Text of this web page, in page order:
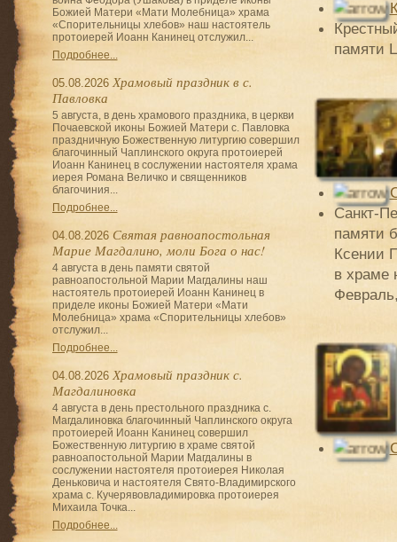
памяти
Санкт-
памяти
Ксении
в храме
Божией Матери «Мати Молебница» храма
«Спорительницы хлебов» наш настоятель
протоиерей Иоанн Канинец отслужил...
Подробнее...
05.08.2026 Храмовый праздник в с.
Павловка
5 августа, в день храмового праздника, в церкви
Почаевской иконы Божией Матери с. Павловка
праздничную Божественную литургию совершил
благочинный Чаплинского округа протоиерей
Иоанн Канинец в сослужении настоятеля храма
иерея Романа Величко и священников
благочиния...
Подробнее...
04.08.2026 Святая равноапостольная
Марие Магдалино, моли Бога о нас!
4 августа в день памяти святой
равноапостольной Марии Магдалины наш
настоятель протоиерей Иоанн Канинец в
приделе иконы Божией Матери «Мати
Молебница» храма «Спорительницы хлебов»
отслужил...
Подробнее...
04.08.2026 Храмовый праздник с.
Магдалиновка
4 августа в день престольного праздника с.
Магдалиновка благочинный Чаплинского округа
протоиерей Иоанн Канинец совершил
Божественную литургию в храме святой
равноапостольной Марии Магдалины в
сослужении настоятеля протоиерея Николая
Деньковича и настоятеля Свято-Владимирского
храма с. Кучерявовладимировка протоиерея
Михаила Точка...
Подробнее...